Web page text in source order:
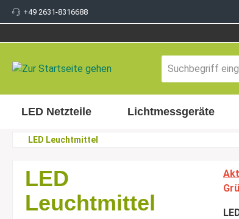
springen
+49 2631-8316688
LED Netzteile Lichtmessgeräte
LED Leuchtmittel
LED
Leuchtmittel